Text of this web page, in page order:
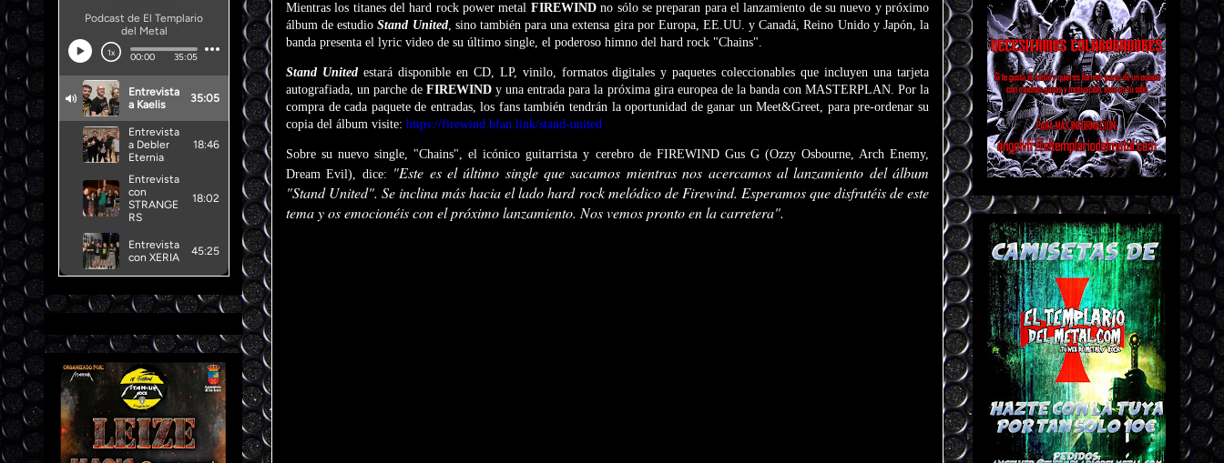
Mientras los titanes del hard rock power metal FIREWINDno sólo se preparan para el lanzamiento de su nuevo y próximo
álbum de estudioStand United, sino también para una extensa gira por Europa, EE.UU. y Canadá, Reino Unido y Japón, la
banda presenta el lyric video de su último single, el poderoso himno del hard rock "Chains".
Stand Unitedestará disponible en CD, LP, vinilo, formatos digitales y paquetes coleccionables que incluyen una tarjeta
autografiada, un parche deFIREWINDy una entrada para la próxima gira europea de la banda con MASTERPLAN. Por la
compra de cada paquete de entradas, los fans también tendrán la oportunidad de ganar un Meet&Greet, para pre-ordenar su
copia del álbum visite: https://firewind.bfan.link/stand-united
Sobre su nuevo single, "Chains", el icónico guitarrista y cerebro de FIREWIND Gus G (Ozzy Osbourne, Arch Enemy,
Dream Evil), dice: "Este es el último single que sacamos mientras nos acercamos al lanzamiento del álbum
"Stand United". Se inclina más hacia el lado hard rock melódico de Firewind. Esperamos que disfrutéis de este
tema y os emocionéis con el próximo lanzamiento. Nos vemos pronto en la carretera".